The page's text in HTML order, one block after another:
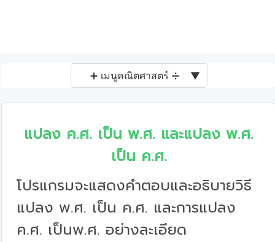
➕ เมนูคณิตศาสตร์ ➗ ▼
แปลง ค.ศ. เป็น พ.ศ. และแปลง พ.ศ.
เป็น ค.ศ.
โปรแกรมจะแสดงคำตอบและอธิบายวิธี
แปลง พ.ศ. เป็น ค.ศ. และการแปลง
ค.ศ. เป็นพ.ศ. อย่างละเอียด